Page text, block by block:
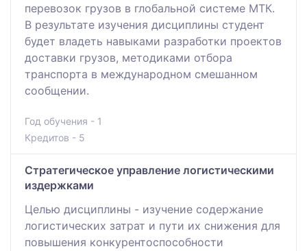
перевозок грузов в глобальной системе МТК.
В результате изучения дисциплины студент
будет владеть навыками разработки проектов
доставки грузов, методиками отбора
транспорта в международном смешанном
сообщении.
Год обучения - 1
Кредитов - 5
Стратегическое управление логистическими
издержками
Целью дисциплины - изучение содержание
логистических затрат и пути их снижения для
повышения конкурентоспособности